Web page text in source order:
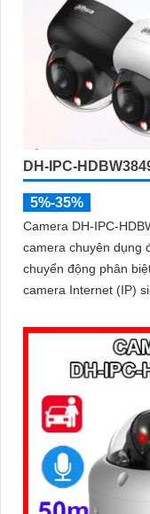
DH-IPC-
5%-35%
Camera DH-IPC-
camera chuyên dụng
chuyển động phân biệt
camera Internet (IP)